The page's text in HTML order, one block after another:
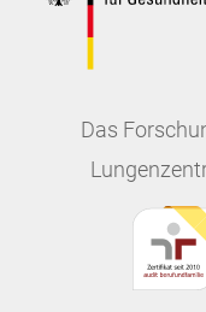
Das